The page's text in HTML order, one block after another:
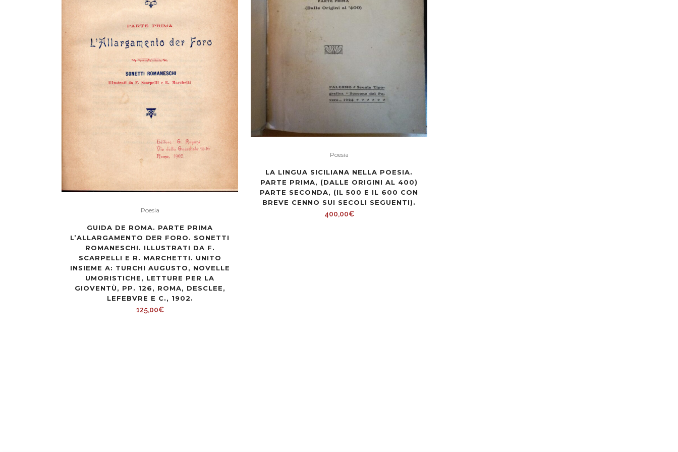
Poesia
GUIDA DE ROMA. PARTE PRIMA
L’ALLARGAMENTO DER FORO. SONETTI
ROMANESCHI. ILLUSTRATI DA F.
SCARPELLI E R. MARCHETTI. UNITO
INSIEME A: TURCHI AUGUSTO, NOVELLE
UMORISTICHE, LETTURE PER LA
GIOVENTÙ, PP. 126, ROMA, DESCLEE,
LEFEBVRE E C., 1902.
125,00€
Poesia
LA LINGUA SICILIANA NELLA POESIA.
PARTE PRIMA, (DALLE ORIGINI AL 400)
PARTE SECONDA, (IL 500 E IL 600 CON
BREVE CENNO SUI SECOLI SEGUENTI).
400,00€